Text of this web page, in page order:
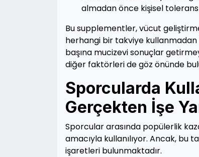
almadan önce kişisel
Bu supplementler, vücut
herhangi bir takviye kullanmadan
başına mucizevi sonuçlar
diğer faktörleri de göz önünde
Sporcularda
Gerçekten İşe
Sporcular arasında popülerlik
amacıyla kullanılıyor. Ancak, bu
işaretleri bulunmaktadır.